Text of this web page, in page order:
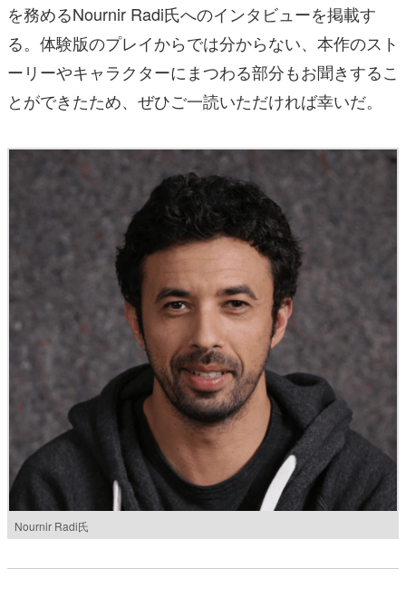
を務めるNournir Radi氏へのインタビューを掲載す
る。体験版のプレイからでは分からない、本作のスト
ーリーやキャラクターにまつわる部分もお聞きするこ
とができたため、ぜひご一読いただければ幸いだ。
Nournir Radi氏